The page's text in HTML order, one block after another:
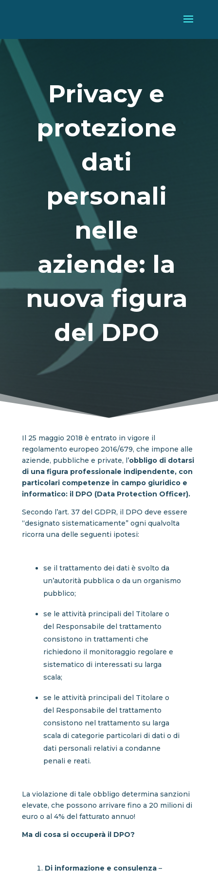
Privacy e
protezione
dati
personali
nelle
aziende: la
nuova figura
del DPO
Il 25 maggio 2018 è entrato in vigore il
regolamento europeo 2016/679, che impone alle
aziende, pubbliche e private, l’obbligo di dotarsi
di una figura professionale indipendente, con
particolari competenze in campo giuridico e
informatico: il DPO (Data Protection Officer).
Secondo l’art. 37 del GDPR, il DPO deve essere
“designato sistematicamente” ogni qualvolta
ricorra una delle seguenti ipotesi:
se il trattamento dei dati è svolto da
un’autorità pubblica o da un organismo
pubblico;
se le attività principali del Titolare o
del Responsabile del trattamento
consistono in trattamenti che
richiedono il monitoraggio regolare e
sistematico di interessati su larga
scala;
se le attività principali del Titolare o
del Responsabile del trattamento
consistono nel trattamento su larga
scala di categorie particolari di dati o di
dati personali relativi a condanne
penali e reati.
La violazione di tale obbligo determina sanzioni
elevate, che possono arrivare fino a 20 milioni di
euro o al 4% del fatturato annuo!
Ma di cosa si occuperà il DPO?
Di informazione e consulenza–